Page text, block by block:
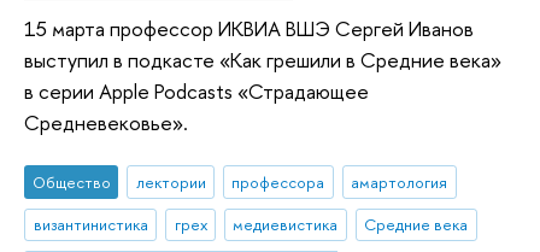
15 марта профессор ИКВИА ВШЭ Сергей Иванов
выступил в подкасте «Как грешили в Средние века»
в серии Apple Podcasts «Страдающее
Средневековье».
Общество лектории профессора
амартология
византинистика
грех медиевистика Средние века